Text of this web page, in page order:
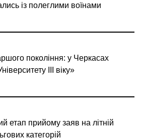
із полеглими воїнами
покоління: у Черкасах
ІІІ віку»
етап прийому заяв на літній
категорій